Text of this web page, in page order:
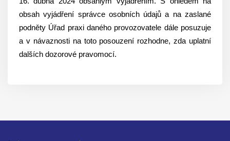
obsah vyjádření správce osobních údajů a na zaslané
podněty Úřad praxi daného provozovatele dále posuzuje
a v návaznosti na toto posouzení rozhodne, zda uplatní
dalších dozorové pravomocí.